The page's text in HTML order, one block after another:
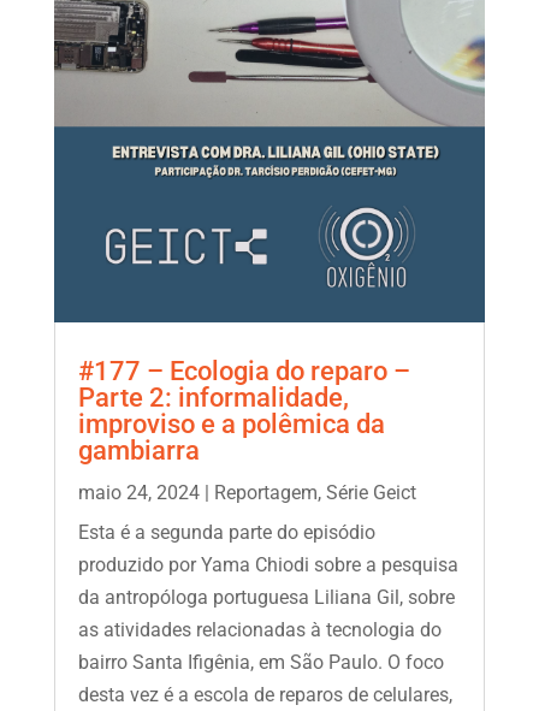
#177 – Ecologia do reparo –
Parte 2: informalidade,
improviso e a polêmica da
gambiarra
maio 24, 2024| Reportagem, Série Geict
Esta é a segunda parte do episódio
produzido por Yama Chiodi sobre a pesquisa
da antropóloga portuguesa Liliana Gil, sobre
as atividades relacionadas à tecnologia do
bairro Santa Ifigênia, em São Paulo. O foco
desta vez é a escola de reparos de celulares,